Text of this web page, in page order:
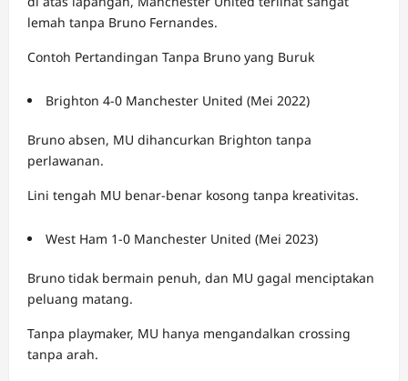
lemah tanpa Bruno Fernandes.
Contoh Pertandingan Tanpa Bruno yang Buruk
Brighton 4-0 Manchester United (Mei 2022)
Bruno absen, MU dihancurkan Brighton tanpa
perlawanan.
Lini tengah MU benar-benar kosong tanpa kreativitas.
West Ham 1-0 Manchester United (Mei 2023)
Bruno tidak bermain penuh, dan MU gagal menciptakan
peluang matang.
Tanpa playmaker, MU hanya mengandalkan crossing
tanpa arah.